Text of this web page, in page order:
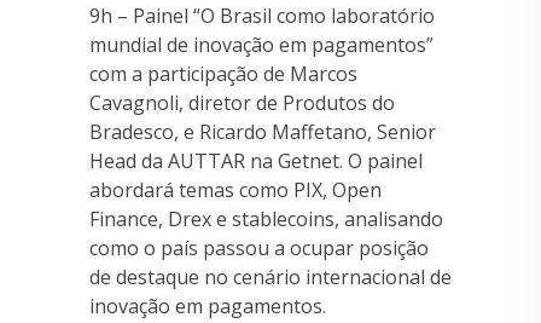
9h – Painel “O Brasil como laboratório
mundial de inovação em pagamentos”
com a participação de Marcos
Cavagnoli, diretor de Produtos do
Bradesco, e Ricardo Maffetano, Senior
Head da AUTTAR na Getnet. O painel
abordará temas como PIX, Open
Finance, Drex e stablecoins, analisando
como o país passou a ocupar posição
de destaque no cenário internacional de
inovação em pagamentos.